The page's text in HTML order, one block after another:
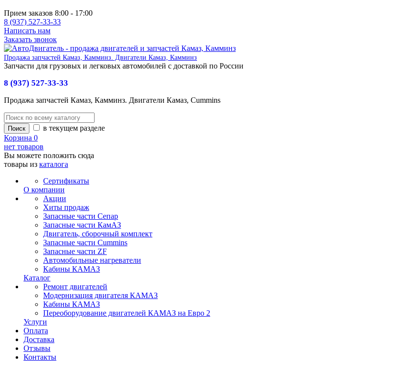
Прием заказов 8:00 - 17:00
8 (937) 527-33-33
Написать нам
Заказать звонок
Продажа запчастей Камаз, Камминз. Двигатели Камаз, Камминз
Запчасти для грузовых и легковых автомобилей с доставкой по России
8 (937) 527-33-33
Продажа запчастей Камаз, Камминз. Двигатели Камаз, Cummins
в текущем разделе
Корзина 0
нет товаров
Вы можете положить сюда
товары из каталога
Сертификаты
О компании
Акции
Хиты продаж
Запасные части Сепар
Запасные части КамАЗ
Двигатель, сборочный комплект
Запасные части Cummins
Запасные части ZF
Автомобильные нагреватели
Кабины КАМАЗ
Каталог
Ремонт двигателей
Модернизация двигателя КАМАЗ
Кабины КАМАЗ
Переоборудование двигателей КАМАЗ на Евро 2
Услуги
Оплата
Доставка
Отзывы
Контакты